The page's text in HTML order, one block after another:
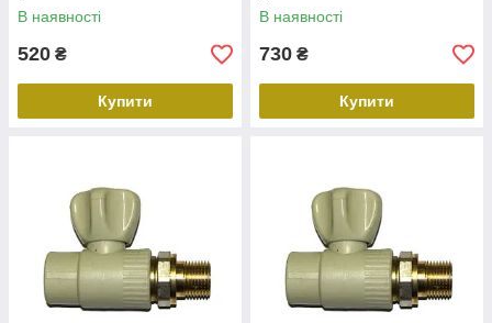
В наявності
520 ₴
Купити
В наявності
730 ₴
Купити